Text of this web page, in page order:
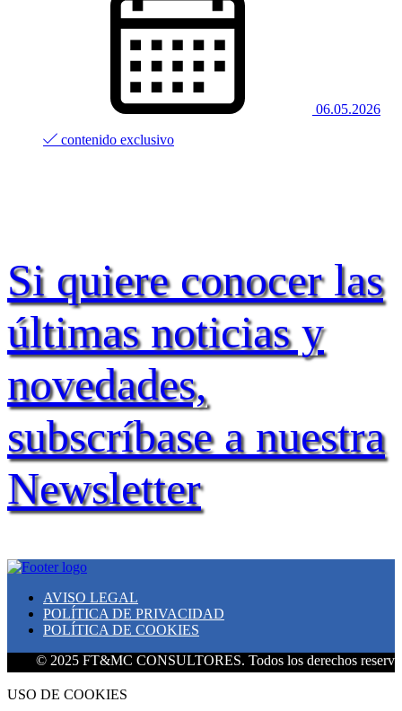
06.05.2026
contenido exclusivo
Si quiere conocer las
últimas noticias y
novedades,
subscríbase a nuestra
Newsletter
AVISO LEGAL
POLÍTICA DE PRIVACIDAD
POLÍTICA DE COOKIES
2025 FT&MC CONSULTORES. Todos los derechos reservados.
USO DE COOKIES